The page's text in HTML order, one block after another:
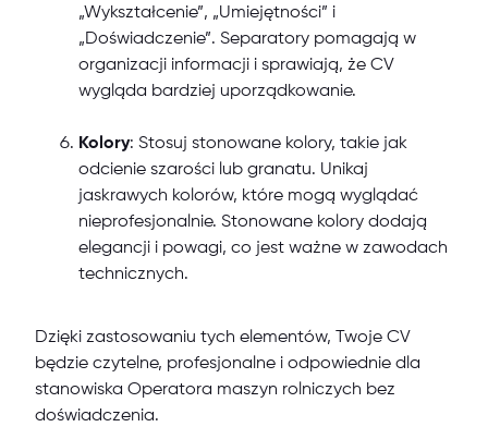
„Wykształcenie”, „Umiejętności” i
„Doświadczenie”. Separatory pomagają w
organizacji informacji i sprawiają, że CV
wygląda bardziej uporządkowanie.
Kolory: Stosuj stonowane kolory, takie jak
odcienie szarości lub granatu. Unikaj
jaskrawych kolorów, które mogą wyglądać
nieprofesjonalnie. Stonowane kolory dodają
elegancji i powagi, co jest ważne w zawodach
technicznych.
Dzięki zastosowaniu tych elementów, Twoje CV
będzie czytelne, profesjonalne i odpowiednie dla
stanowiska Operatora maszyn rolniczych bez
doświadczenia.